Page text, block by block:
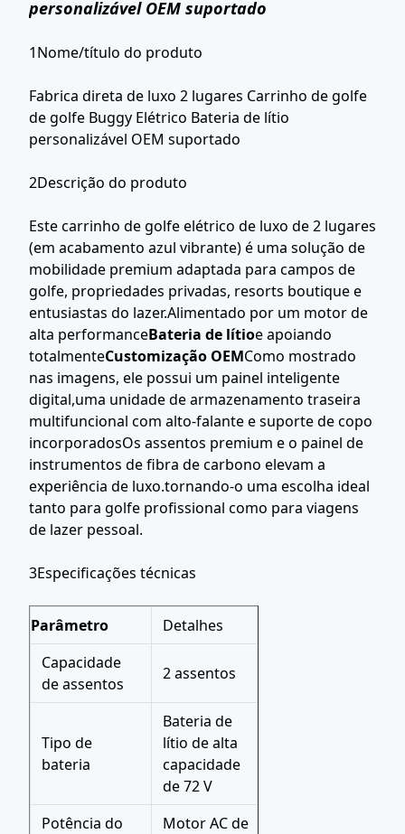
personalizável OEM suportado
1Nome/título do produto
Fabrica direta de luxo 2 lugares Carrinho de golfe
de golfe Buggy Elétrico Bateria de lítio
personalizável OEM suportado
2Descrição do produto
Este carrinho de golfe elétrico de luxo de 2 lugares
(em acabamento azul vibrante) é uma solução de
mobilidade premium adaptada para campos de
golfe, propriedades privadas, resorts boutique e
entusiastas do lazer.Alimentado por um motor de
alta performanceBateria de lítioe apoiando
totalmenteCustomização OEMComo mostrado
nas imagens, ele possui um painel inteligente
digital,uma unidade de armazenamento traseira
multifuncional com alto-falante e suporte de copo
incorporadosOs assentos premium e o painel de
instrumentos de fibra de carbono elevam a
experiência de luxo.tornando-o uma escolha ideal
tanto para golfe profissional como para viagens
de lazer pessoal.
3Especificações técnicas
Parâmetro
Detalhes
Capacidade
de assentos
2 assentos
Tipo de
bateria
Bateria de
lítio de alta
capacidade
de 72 V
Potência do
Motor AC de